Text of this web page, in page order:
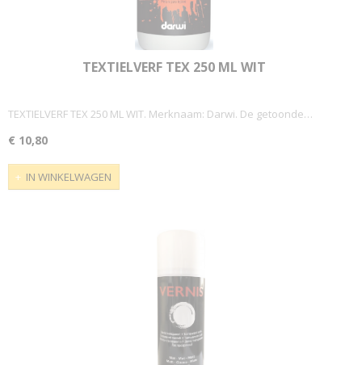
TEXTIELVERF TEX 250 ML WIT
TEXTIELVERF TEX 250 ML WIT. Merknaam: Darwi. De getoonde…
€ 10,80
IN WINKELWAGEN